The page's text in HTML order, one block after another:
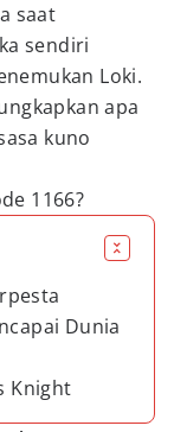
saat
sendiri
Loki.
apa
kuno
1166?
Dunia
Knight